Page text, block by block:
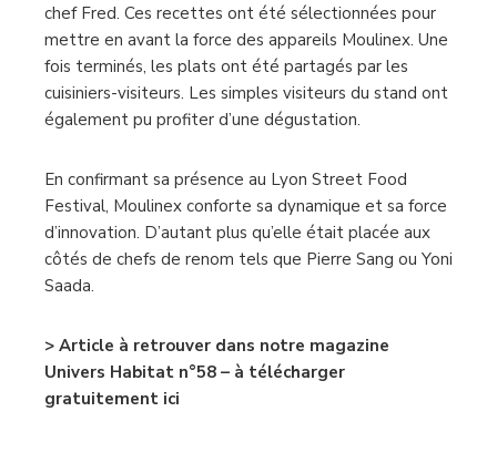
chef Fred. Ces recettes ont été sélectionnées pour
mettre en avant la force des appareils Moulinex. Une
fois terminés, les plats ont été partagés par les
cuisiniers-visiteurs. Les simples visiteurs du stand ont
également pu profiter d’une dégustation.
En confirmant sa présence au Lyon Street Food
Festival, Moulinex conforte sa dynamique et sa force
d’innovation. D’autant plus qu’elle était placée aux
côtés de chefs de renom tels que Pierre Sang ou Yoni
Saada.
> Article à retrouver dans notre magazine
Univers Habitat n°58 – à télécharger
gratuitement ici